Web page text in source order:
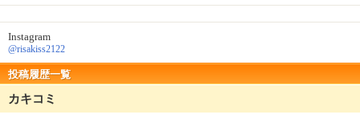
Instagram
@risakiss2122
投稿履歴一覧
カキコミ